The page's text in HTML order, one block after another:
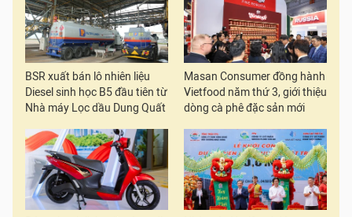
BSR xuất bán lô nhiên liệu
Diesel sinh học B5 đầu tiên từ
Nhà máy Lọc dầu Dung Quất
Masan Consumer đồng hành
Vietfood năm thứ 3, giới thiệu
dòng cà phê đặc sản mới